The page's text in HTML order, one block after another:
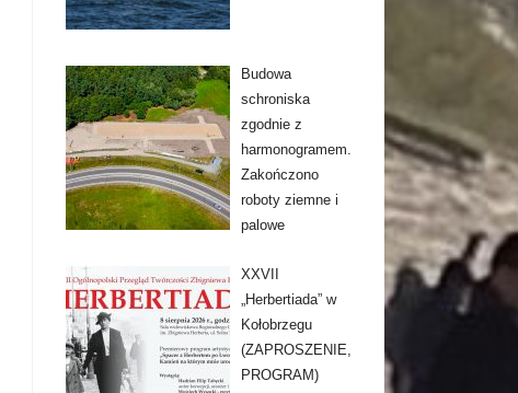
Budowa
schroniska
zgodnie z
harmonogramem.
Zakończono
roboty ziemne i
palowe
XXVII
„Herbertiada” w
Kołobrzegu
(ZAPROSZENIE,
PROGRAM)